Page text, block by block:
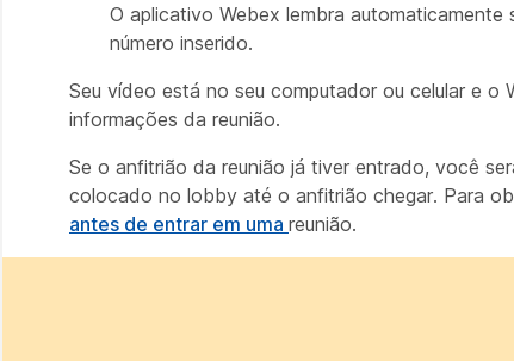
O aplicativo Webex lembra
número inserido.
Seu vídeo está no seu computador ou celular e
informações da reunião.
Se o anfitrião da reunião já tiver entrado, você
colocado no lobby até o anfitrião chegar. Para
antes de entrar em uma reunião.